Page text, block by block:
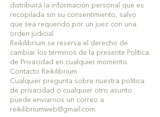
distribuirá la información personal que es
recopilada sin su consentimiento, salvo
que sea requerido por un juez con una
orden judicial.
Reikilibrium se reserva el derecho de
cambiar los términos de la presente Política
de Privacidad en cualquier momento.
Contacto Reikilibrium
Cualquier pregunta sobre nuestra política
de privacidad o cualquier otro asunto
puede enviarnos un correo a
reikilibriumweb@gmail.com.